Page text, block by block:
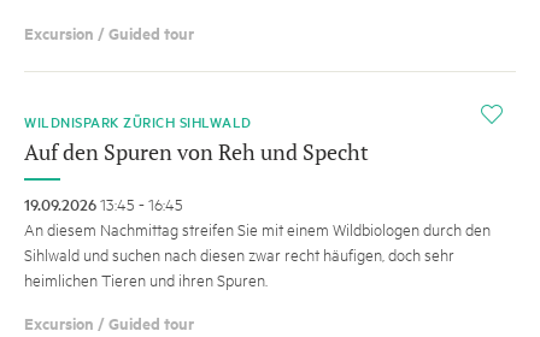
Excursion / Guided tour
i
WILDNISPARK ZÜRICH SIHLWALD
Auf den Spuren von Reh und Specht
19.09.202613:45 - 16:45
An diesem Nachmittag streifen Sie mit einem Wildbiologen durch den
Sihlwald und suchen nach diesen zwar recht häufigen, doch sehr
heimlichen Tieren und ihren Spuren.
Excursion / Guided tour